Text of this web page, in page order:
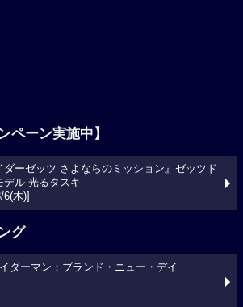
ペーン実施中】
ダーゼッツ さよならのミッション』ゼッツド
デル 光るタスキ
木)]
グ
ダーマン：ブランド・ニュー・デイ